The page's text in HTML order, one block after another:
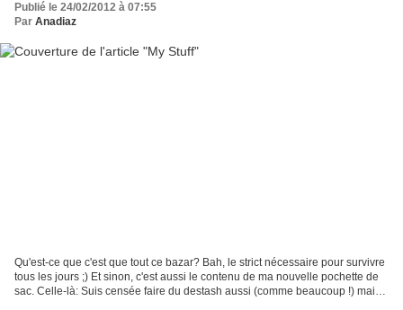
Publié le 24/02/2012 à 07:55
Par Anadiaz
Qu'est-ce que c'est que tout ce bazar? Bah, le strict nécessaire pour survivre
tous les jours ;) Et sinon, c'est aussi le contenu de ma nouvelle pochette de
sac. Celle-là: Suis censée faire du destash aussi (comme beaucoup !) mais